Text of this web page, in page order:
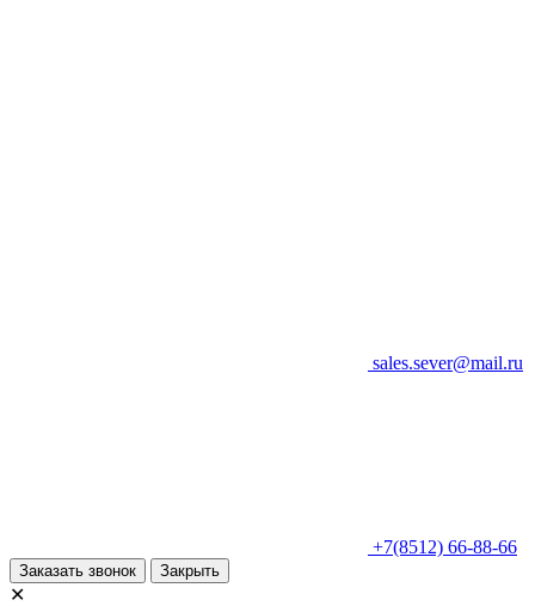
sales.sever@mail.ru
+7(8512) 66-88-66
Заказать звонок Закрыть
✕